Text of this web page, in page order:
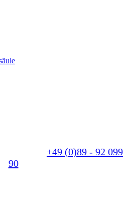
+49 (0)89 - 92 099
90.